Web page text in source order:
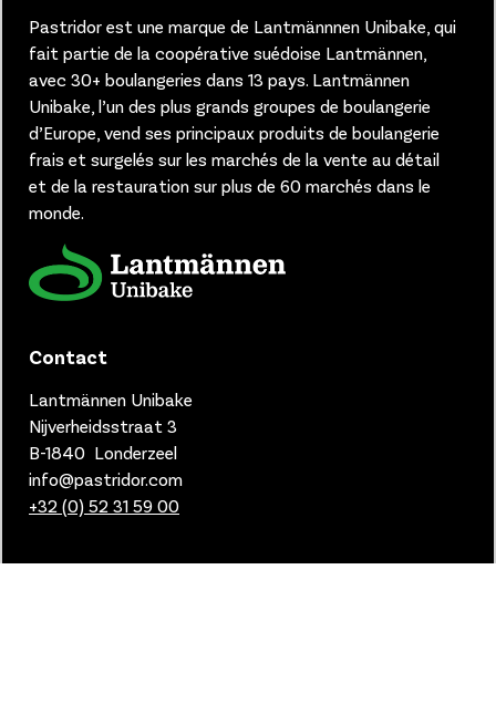
Pastridor est une marque de Lantmännnen Unibake, qui
fait partie de la coopérative suédoise Lantmännen,
avec 30+ boulangeries dans 13 pays. Lantmännen
Unibake, l’un des plus grands groupes de boulangerie
d’Europe, vend ses principaux produits de boulangerie
frais et surgelés sur les marchés de la vente au détail
et de la restauration sur plus de 60 marchés dans le
monde.
Contact
Lantmännen Unibake
Nijverheidsstraat 3
B-1840 Londerzeel
info@pastridor.com
+32 (0) 52 31 59 00